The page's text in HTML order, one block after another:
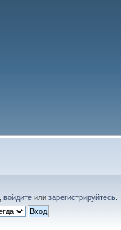
войдите или зарегистрируйтесь